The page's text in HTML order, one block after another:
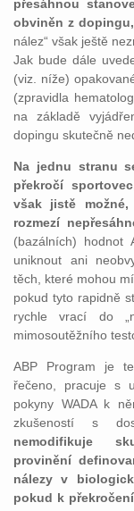
přesáhnou
obviněn z
nález“ však ještě
Jak bude dále
(viz. níže)
(zpravidla
na základě
dopingu skutečně
Na jednu stranu
překročí
však jistě
rozmezí
(bazálních) hodnot
uniknout ani
těch, které mohou
pokud tyto rapidně
rychle vrací do
mimosoutěžního
ABP Program je
řečeno, pracuje s
pokyny WADA k
zkušeností s
nemodifikuje
provinění
nálezy v
pokud k